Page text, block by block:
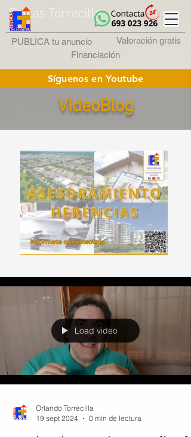
Fincas Torrecilla
PUBLICA tu anuncio
Valoración gratis
Financiación
Síguenos en Youtube
VideoBlog
Load video
Orlando Torrecilla
19 sept 2024
0 min de lectura